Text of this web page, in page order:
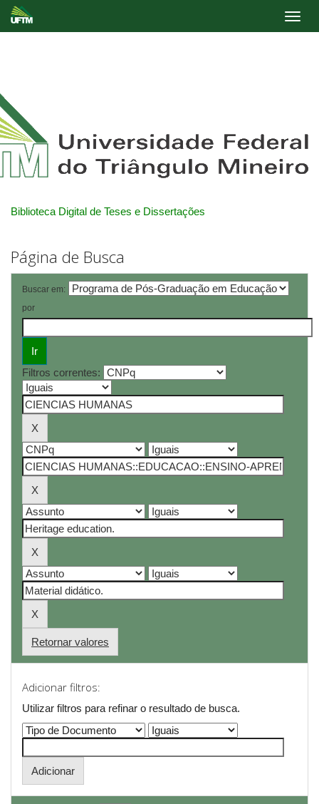
Biblioteca Digital de Teses e Dissertações
Página de Busca
Buscar em:
por
Filtros correntes:
Retornar valores
Adicionar filtros:
Utilizar filtros para refinar o resultado de busca.